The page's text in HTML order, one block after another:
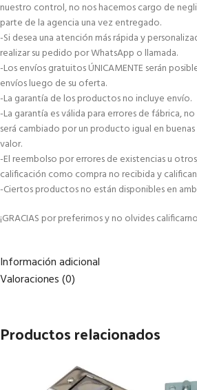
nuestro control, no nos hacemos cargo de
parte de la agencia una vez entregado.
-Si desea una atención más rápida y
realizar su pedido por WhatsApp o llamada.
-Los envíos gratuitos ÚNICAMENTE serán
envíos luego de su oferta.
-La garantía de los productos no incluye envío.
-La garantía es válida para errores de fábrica,
será cambiado por un producto igual en
valor.
-El reembolso por errores de existencias u
calificación como compra no recibida y
-Ciertos productos no están disponibles en
¡GRACIAS por preferirnos y no olvides
Información adicional
Valoraciones (0)
Productos relacionados